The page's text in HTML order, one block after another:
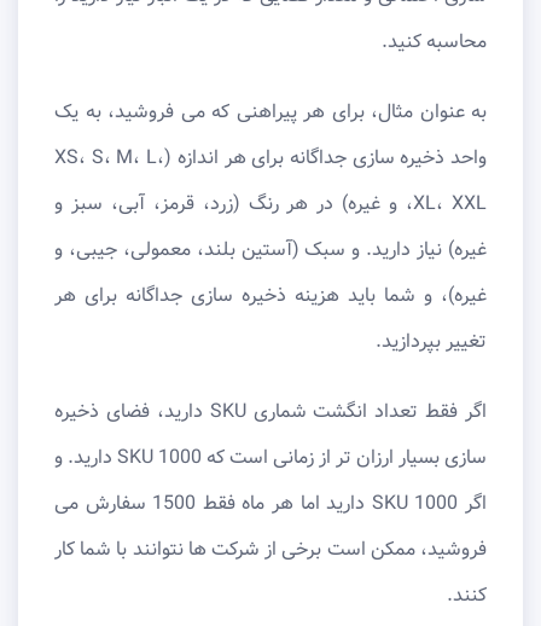
محاسبه کنید.
به عنوان مثال، برای هر پیراهنی که می فروشید، به یک
واحد ذخیره سازی جداگانه برای هر اندازه (XS، S، M، L،
XL، XXL، و غیره) در هر رنگ (زرد، قرمز، آبی، سبز و
غیره) نیاز دارید. و سبک (آستین بلند، معمولی، جیبی، و
غیره)، و شما باید هزینه ذخیره سازی جداگانه برای هر
تغییر بپردازید.
اگر فقط تعداد انگشت شماری SKU دارید، فضای ذخیره
سازی بسیار ارزان تر از زمانی است که 1000 SKU دارید. و
اگر 1000 SKU دارید اما هر ماه فقط 1500 سفارش می
‌فروشید، ممکن است برخی از شرکت ‌ها نتوانند با شما کار
کنند.